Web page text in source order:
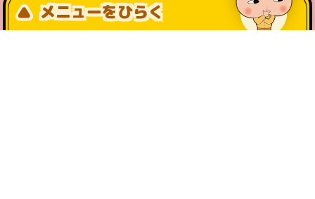
メニューをひらく
公式SNS一覧